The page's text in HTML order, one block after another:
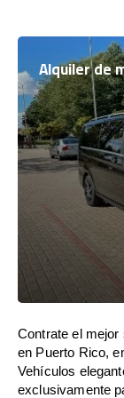
Alquiler de
Contrate el mejor
en Puerto Rico,
Vehículos
exclusivamente